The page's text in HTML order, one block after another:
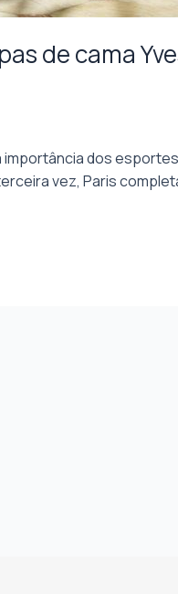
de cama
importância dos
vez, Paris